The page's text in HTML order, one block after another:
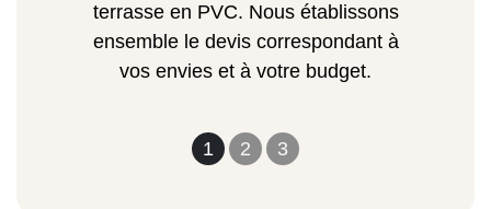
1 2 3
terrasse en PVC. Nous établissons
ensemble le devis correspondant à
vos envies et à votre budget.